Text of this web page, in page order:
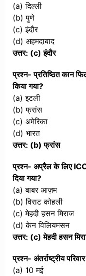
(a) दिल्ली
(b) पुणे
(c) इंदौर
(d) अहमदाबाद
उत्तर: (c) इंदौर
प्रश्न- प्रतिष्ठित कान
किया गया?
(a) इटली
(b) फ्रांस
(c) अमेरिका
(d) भारत
उत्तर: (b) फ्रांस
प्रश्न- अप्रैल के लिए
दिया गया?
(a) बाबर आज़म
(b) विराट कोहली
(c) मेहदी हसन मिराज
(d) केन विलियमसन
उत्तर: (c) मेहदी हसन
प्रश्न- अंतर्राष्ट्रीय
(a) 10 मई